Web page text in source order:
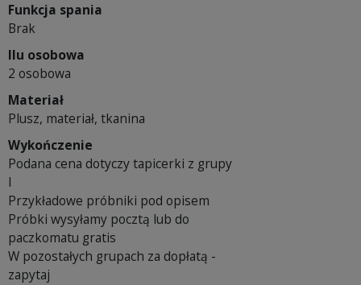
Funkcja spania
Brak
Ilu osobowa
2 osobowa
Materiał
Plusz, materiał, tkanina
Wykończenie
Podana cena dotyczy tapicerki z grupy
I
Przykładowe próbniki pod opisem
Próbki wysyłamy pocztą lub do
paczkomatu gratis
W pozostałych grupach za dopłatą -
zapytaj